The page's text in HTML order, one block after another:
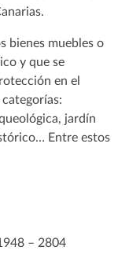
bienes muebles o
y que se
en el
jardín
Entre estos
– 2804